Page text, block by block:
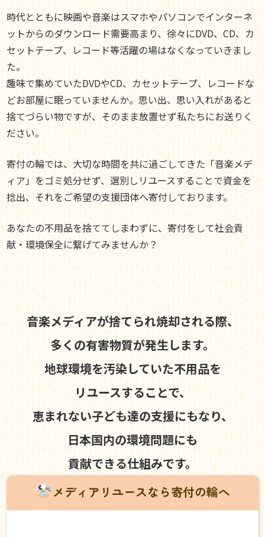
時代とともに映画や音楽はスマホやパソコンでインターネ
ットからのダウンロード需要高まり、徐々にDVD、CD、カ
セットテープ、レコード等活躍の場はなくなっていきまし
た。
趣味で集めていたDVDやCD、カセットテープ、レコードな
どお部屋に眠っていませんか。思い出、思い入れがあると
捨てづらい物ですが、そのまま放置せず私たちにお送りく
ださい。
寄付の輪では、大切な時間を共に過ごしてきた「音楽メデ
ィア」をゴミ処分せず、選別しリユースすることで資金を
捻出、それをご希望の支援団体へ寄付しております。
あなたの不用品を捨ててしまわずに、寄付をして社会貢
献・環境保全に繋げてみませんか？
音楽メディアが捨てられ焼却される際、
多くの有害物質が発生します。
地球環境を汚染していた不用品を
リユースすることで、
恵まれない子ども達の支援にもなり、
日本国内の環境問題にも
貢献できる仕組みです。
メディアリユースなら寄付の輪へ